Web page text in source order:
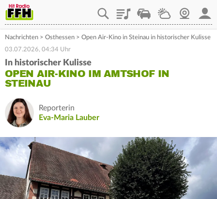
PlaylistStaupilotWetterWebcam
Nachrichten > Osthessen > Open Air-Kino in Steinau in historischer Kulisse
03.07.2026, 04:34 Uhr
In historischer Kulisse
OPEN AIR-KINO IM AMTSHOF IN
STEINAU
Reporterin
Eva-Maria Lauber